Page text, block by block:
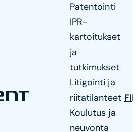
Patentointi
IPR-
kartoitukset
ja
tutkimukset
Litigointi ja
riitatilanteet
Koulutus ja
neuvonta
FI